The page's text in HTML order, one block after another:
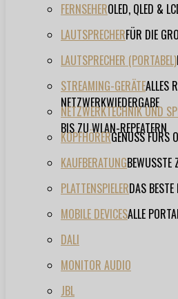
FERNSEHEROLED, QLED &
LAUTSPRECHERFÜR DIE
LAUTSPRECHER (PORTABEL)
STREAMING-GERÄTEALLES
NETZWERKWIEDERGABE
NETZWERKTECHNIK UND
BIS ZU WLAN-REPEATERN
KOPFHÖRERGENUSS FÜRS
KAUFBERATUNGBEWUSSTE
PLATTENSPIELERDAS
MOBILE DEVICESALLE
DALI
MONITOR AUDIO
JBL